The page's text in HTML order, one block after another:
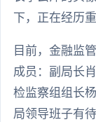
下，正在经历
目前，金融监
成员：副局长
检监察组组长
局领导班子有